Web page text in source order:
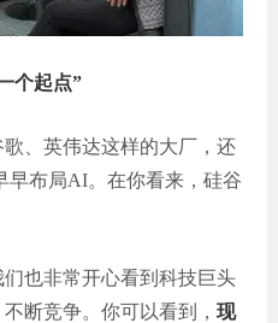
个起点”
、英伟达这样的大厂，还
早布局AI。在你看来，硅谷
也非常开心看到科技巨头
断竞争。你可以看到， 现